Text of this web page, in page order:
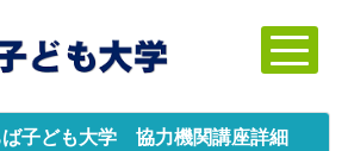
子ども大学 協力機関講座詳細